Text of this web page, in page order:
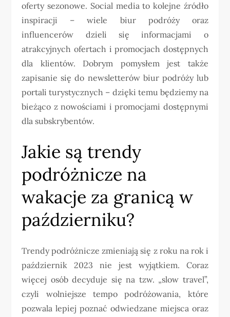
oferty sezonowe. Social media to kolejne źródło
inspiracji – wiele biur podróży oraz
influencerów dzieli się informacjami o
atrakcyjnych ofertach i promocjach dostępnych
dla klientów. Dobrym pomysłem jest także
zapisanie się do newsletterów biur podróży lub
portali turystycznych – dzięki temu będziemy na
bieżąco z nowościami i promocjami dostępnymi
dla subskrybentów.
Jakie są trendy
podróżnicze na
wakacje za granicą w
październiku?
Trendy podróżnicze zmieniają się z roku na rok i
październik 2023 nie jest wyjątkiem. Coraz
więcej osób decyduje się na tzw. „slow travel”,
czyli wolniejsze tempo podróżowania, które
pozwala lepiej poznać odwiedzane miejsca oraz